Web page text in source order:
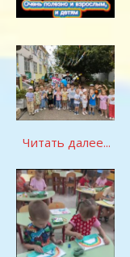
Читать далее...